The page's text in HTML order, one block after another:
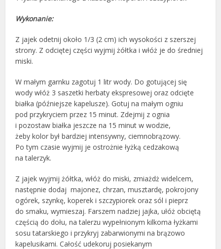
Wykonanie:
Z jajek odetnij około 1/3 (2 cm) ich wysokości z szerszej
strony. Z odciętej części wyjmij żółtka i włóż je do średniej
miski.
W małym garnku zagotuj 1 litr wody. Do gotującej się
wody włóż 3 saszetki herbaty ekspresowej oraz odcięte
białka (późniejsze kapelusze). Gotuj na małym ogniu
pod przykryciem przez 15 minut. Zdejmij z ognia
i pozostaw białka jeszcze na 15 minut w wodzie,
żeby kolor był bardziej intensywny, ciemnobrązowy.
Po tym czasie wyjmij je ostrożnie łyżką cedzakową
na talerzyk.
Z jajek wyjmij żółtka, włóż do miski, zmiażdż widelcem,
następnie dodaj majonez, chrzan, musztardę, pokrojony
ogórek, szynkę, koperek i szczypiorek oraz sól i pieprz
do smaku, wymieszaj. Farszem nadziej jajka, ułóż obciętą
częścią do dołu, na talerzu wypełnionym kilkoma łyżkami
sosu tatarskiego i przykryj zabarwionymi na brązowo
kapelusikami. Całość udekoruj posiekanym